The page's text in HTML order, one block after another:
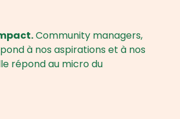
Community managers,
à nos aspirations et à nos
répond au micro du